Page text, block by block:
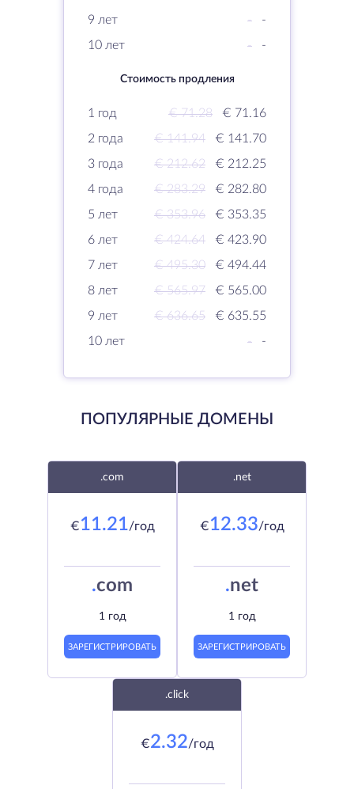
9 лет
-
-
10 лет
- -
Стоимость продления
1 год € 71.28
€ 71.16
2 года
€ 141.94
€ 141.70
3 года
€ 212.62
€ 212.25
4 года
€ 283.29
€ 282.80
5 лет
€ 353.96
€ 353.35
6 лет
€ 424.64
€ 423.90
7 лет
€ 495.30
€ 494.44
8 лет
€ 565.97
€ 565.00
9 лет
€ 636.65
€ 635.55
10 лет
- -
ПОПУЛЯРНЫЕ ДОМЕНЫ
.com
€11.21/год
.com
1 год
ЗАРЕГИСТРИРОВАТЬ
.net
€12.33/год
.net
1 год
ЗАРЕГИСТРИРОВАТЬ
.click
€2.32/год